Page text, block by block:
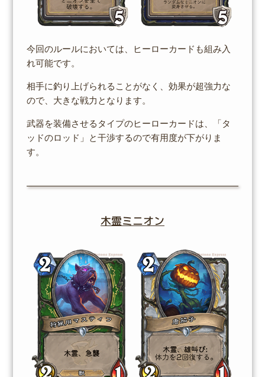
今回のルールにおいては、ヒーローカードも組み入
れ可能です。
相手に釣り上げられることがなく、効果が超強力な
ので、大きな戦力となります。
武器を装備させるタイプのヒーローカードは、「タ
ッドのロッド」と干渉するので有用度が下がりま
す。
木霊ミニオン